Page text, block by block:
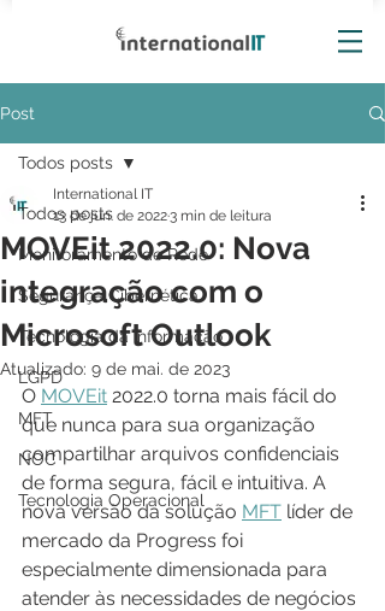
Post
Todos posts
Monitoramento de Rede
Segurança Cibernética
Tecnologia da Informação
LGPD
MFT
NOC
Tecnologia Operacional
Todos posts
MOVEit 2022.0: Nova
integração com o
Microsoft Outlook
International IT
13 de jun. de 20223 min de leitura
Atualizado: 9 de mai. de 2023
O MOVEit 2022.0 torna mais fácil do
que nunca para sua organização
compartilhar arquivos confidenciais
de forma segura, fácil e intuitiva. A
nova versão da solução MFT líder de
mercado da Progress foi
especialmente dimensionada para
atender às necessidades de negócios